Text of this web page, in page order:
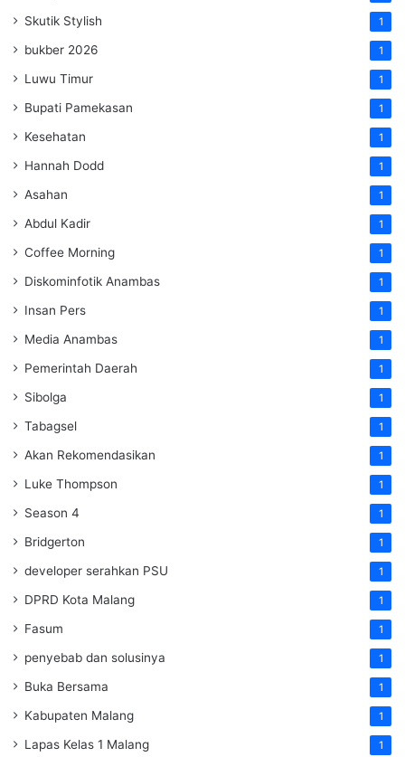
Skutik Stylish 1
bukber 2026 1
Luwu Timur 1
Bupati Pamekasan 1
Kesehatan 1
Hannah Dodd 1
Asahan 1
Abdul Kadir 1
Coffee Morning 1
Diskominfotik Anambas 1
Insan Pers 1
Media Anambas 1
Pemerintah Daerah 1
Sibolga 1
Tabagsel 1
Akan Rekomendasikan 1
Luke Thompson 1
Season 4 1
Bridgerton 1
developer serahkan PSU 1
DPRD Kota Malang 1
Fasum 1
penyebab dan solusinya 1
Buka Bersama 1
Kabupaten Malang 1
Lapas Kelas 1 Malang 1